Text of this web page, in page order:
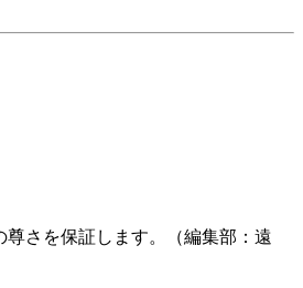
尊さを保証します。（編集部：遠